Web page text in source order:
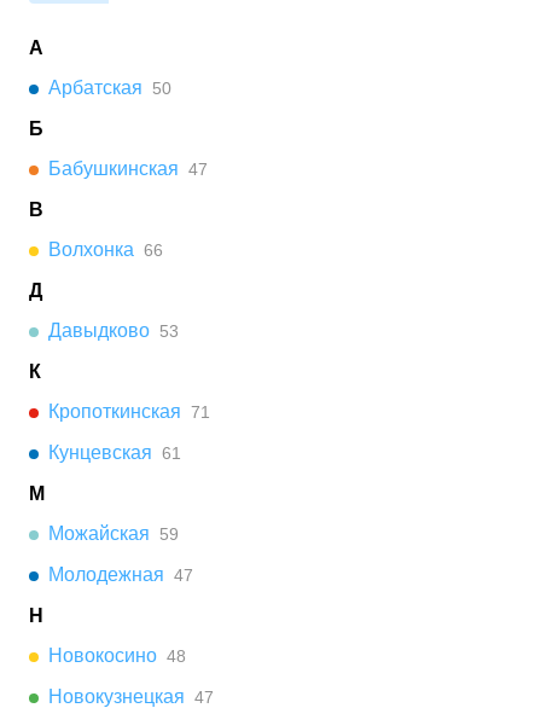
А
Арбатская
50
Б
Бабушкинская 47
В
Волхонка 66
Д
Давыдково 53
К
Кропоткинская 71
Кунцевская 61
М
Можайская
59
Молодежная 47
Н
Новокосино 48
Новокузнецкая 47